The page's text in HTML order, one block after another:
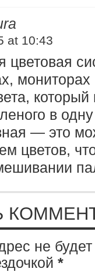
at 10:43
цветовая
в
— это
цветов,
не
*